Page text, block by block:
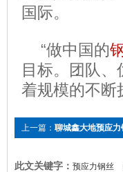
国际。
“做中国的
目标。团队
着规模的不断
上一篇： 聊城鑫大地预应
此文关键字： 预应力钢丝